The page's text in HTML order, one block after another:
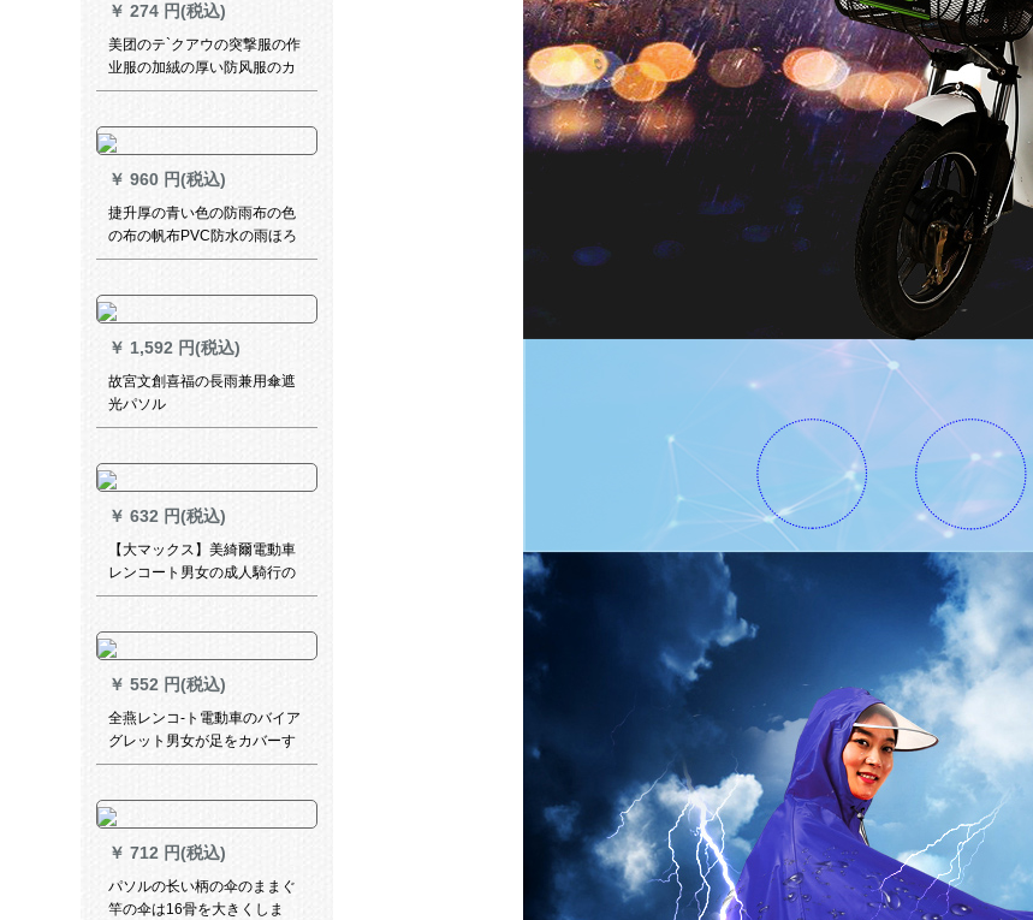
￥ 274 円(税込)
美团のテ`クアウの突撃服の作
业服の加絨の厚い防风服のカ
スタスメズの外装の冬の外套
レンズスの平均サイズスはLを
调节することとなります。
￥ 960 円(税込)
捷升厚の青い色の防雨布の色
の布の帆布PVC防水の雨ほろ
の布の油布のトラックの日よ
ぼうの4メ-トル*7メ-トル*7メ-
トルトル
￥ 1,592 円(税込)
故宮文創喜福の長雨兼用傘遮
光パソル
￥ 632 円(税込)
【大マックス】美綺爾電動車
レンコート男女の成人騎行の
シングリククトラックトラッ
ークバッグ
￥ 552 円(税込)
全燕レンコ-ト電動車のバイア
グレット男女が足をカバーす
るつばさを厚くして、シンゲ
ル5 XL(中大型車)-ミラカバー
な
￥ 712 円(税込)
パソルの长い柄の伞のままぐ
竿の伞は16骨を大きくしま